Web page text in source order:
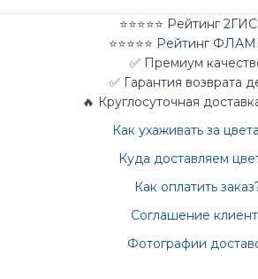
⭐⭐⭐⭐⭐ Рейтинг
⭐⭐⭐⭐⭐ Рейтинг
✅ Премиум
✅ Гарантия возврата
🔥 Круглосуточная
Как ухаживать за
Куда доставляем
Как оплатить
Соглашение
Фотографии